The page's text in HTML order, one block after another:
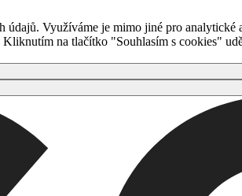
údajů. Využíváme je mimo jiné pro analytické
na tlačítko "Souhlasím s cookies"